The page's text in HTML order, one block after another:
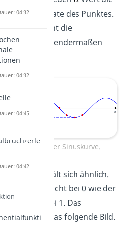
-Koordinate des Punktes.
den Sinus sieht die
folgendermaßen
Konstruktion der Sinuskurve.
Cosinus verhält sich ähnlich.
aber nicht bei 0 wie der
sondern bei 1. Das
das folgende Bild.
04:32
04:32
04:45
04:42